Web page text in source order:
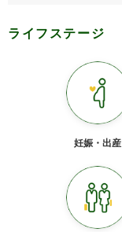
ライフステージ
妊娠・出産